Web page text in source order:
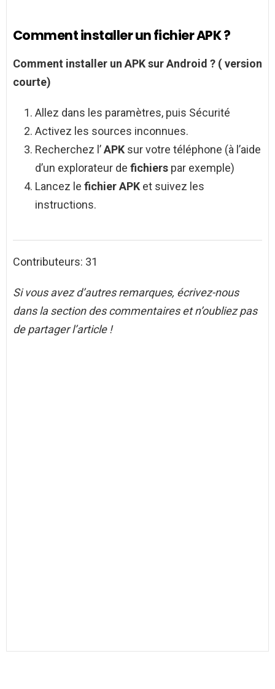
Comment installer un fichier APK ?
Comment installer un APKsurAndroid ? (version
courte)
Allez dans les paramètres, puis Sécurité
Activez les sources inconnues.
Recherchez l’APK sur votre téléphone (à l’aide
d’un explorateur de fichiers par exemple)
Lancez le fichier APK et suivez les
instructions.
Contributeurs: 31
Si vous avez d’autres remarques, écrivez-nous
dans la section des commentaires et n’oubliez pas
de partager l’article !